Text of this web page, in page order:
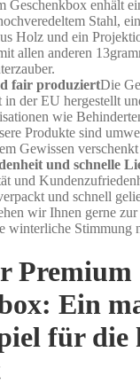
Geschenkbox enhält
Stahl,
Holz und ein
allen anderen
fair produziertDie
in der EU hergestellt
wie
Produkte sind
Gewissen
und schnelle
und
und schnell
wir Ihnen gerne
winterliche Stimmung
Premium
Ein
für die